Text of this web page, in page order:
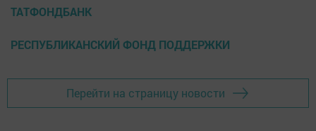
ТАТФОНДБАНК
РЕСПУБЛИКАНСКИЙ ФОНД ПОДДЕРЖКИ
Перейти на страницу новости